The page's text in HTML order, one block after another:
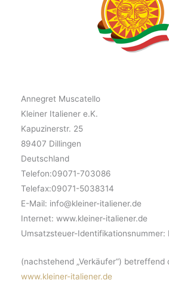
Annegret Muscatello
Kleiner Italiener e.K.
Kapuzinerstr. 25
89407 Dillingen
Deutschland
Telefon:09071-703086
Telefax:09071-5038314
E-Mail: info@kleiner-italiener.de
Internet: www.kleiner-italiener.de
Umsatzsteuer-Identifikationsnummer:
(nachstehend „Verkäufer“) betreffend
www.kleiner-italiener.de